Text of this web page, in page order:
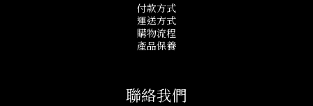
付款方式
運送方式
購物流程
產品保養
聯絡我們